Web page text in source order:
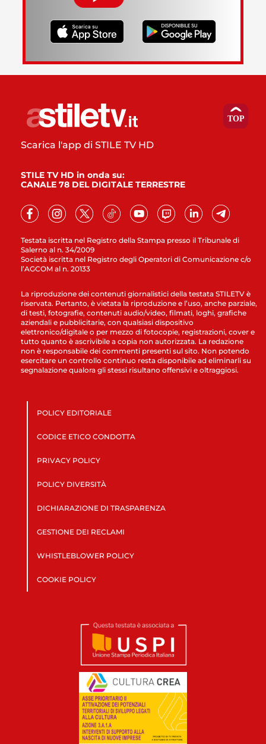
Testata iscritta nel Registro della Stampa presso il Tribunale di
Salerno al n. 34/2009
Società iscritta nel Registro degli Operatori di Comunicazione c/o
l’AGCOM al n. 20133
Scarica l'app di STILE TV HD
STILE TV HD in onda su:
CANALE 78 DEL DIGITALE TERRESTRE
La riproduzione dei contenuti giornalistici della testata STILETV è
riservata. Pertanto, è vietata la riproduzione e l’uso, anche parziale,
di testi, fotografie, contenuti audio/video, filmati, loghi, grafiche
aziendali e pubblicitarie, con qualsiasi dispositivo
elettronico/digitale o per mezzo di fotocopie, registrazioni, cover e
tutto quanto è ascrivibile a copia non autorizzata. La redazione
non è responsabile dei commenti presenti sul sito. Non potendo
esercitare un controllo continuo resta disponibile ad eliminarli su
segnalazione qualora gli stessi risultano offensivi e oltraggiosi.
POLICY EDITORIALE
CODICE ETICO CONDOTTA
PRIVACY POLICY
POLICY DIVERSITÀ
DICHIARAZIONE DI TRASPARENZA
GESTIONE DEI RECLAMI
WHISTLEBLOWER POLICY
COOKIE POLICY